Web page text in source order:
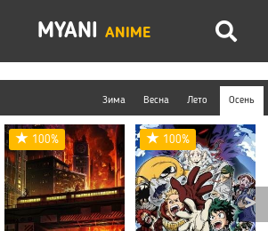
MYANI ANIME
Зима Весна Лето Осень
100% 100%